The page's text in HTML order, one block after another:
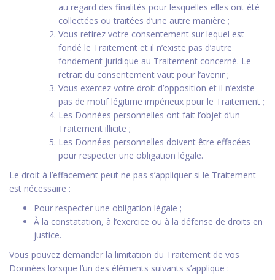
au regard des finalités pour lesquelles elles ont été
collectées ou traitées d’une autre manière ;
Vous retirez votre consentement sur lequel est
fondé le Traitement et il n’existe pas d’autre
fondement juridique au Traitement concerné. Le
retrait du consentement vaut pour l’avenir ;
Vous exercez votre droit d’opposition et il n’existe
pas de motif légitime impérieux pour le Traitement ;
Les Données personnelles ont fait l’objet d’un
Traitement illicite ;
Les Données personnelles doivent être effacées
pour respecter une obligation légale.
Le droit à l’effacement peut ne pas s’appliquer si le Traitement
est nécessaire :
Pour respecter une obligation légale ;
À la constatation, à l’exercice ou à la défense de droits en
justice.
Vous pouvez demander la limitation du Traitement de vos
Données lorsque l’un des éléments suivants s’applique :